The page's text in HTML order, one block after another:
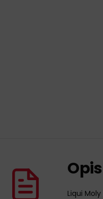
Opis
Liqui Moly